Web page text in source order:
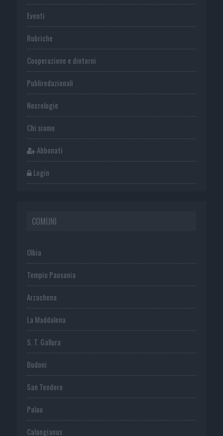
Eventi
Rubriche
Cooperazione e dintorni
Publiredazionali
Necrologie
Chi siamo
Abbonati
Login
COMUNI
Olbia
Tempio Pausania
Arzachena
La Maddalena
S. T. Gallura
Budoni
San Teodoro
Palau
Calangianus